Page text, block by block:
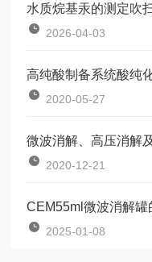
2026-04-03
高纯酸制备系统酸纯
2020-05-27
微波消解、高压消解
2020-12-21
CEM55ml微波消解罐
2025-01-08